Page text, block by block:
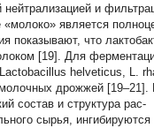
и
является
показывают, что
[19]. Для
Lactobacillus helveticus, L.
дрожжей
состав и структура рас-
сырья,